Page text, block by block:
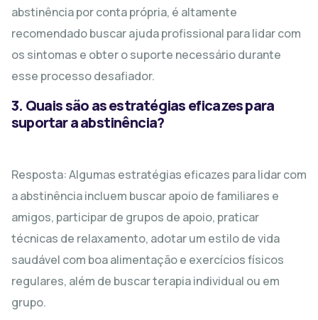
abstinência por conta própria, é altamente
recomendado buscar ajuda profissional para lidar com
os sintomas e obter o suporte necessário durante
esse processo desafiador.
3. Quais são as estratégias eficazes para
suportar a abstinência?
Resposta: Algumas estratégias eficazes para lidar com
a abstinência incluem buscar apoio de familiares e
amigos, participar de grupos de apoio, praticar
técnicas de relaxamento, adotar um estilo de vida
saudável com boa alimentação e exercícios físicos
regulares, além de buscar terapia individual ou em
grupo.